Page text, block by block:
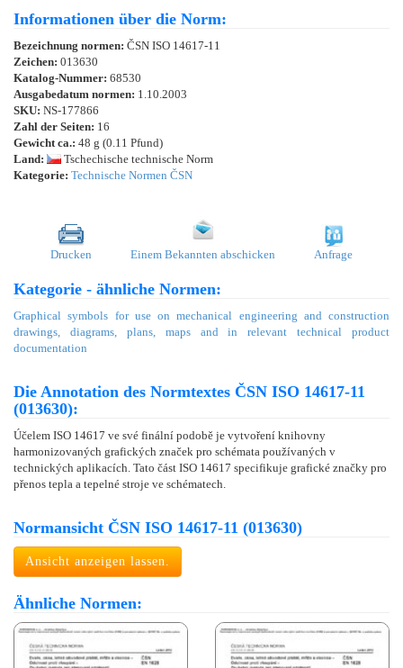
Informationen über die Norm:
Bezeichnung normen: ČSN ISO 14617-11
Zeichen: 013630
Katalog-Nummer: 68530
Ausgabedatum normen: 1.10.2003
SKU: NS-177866
Zahl der Seiten: 16
Gewicht ca.: 48 g (0.11 Pfund)
Land:
Tschechische technische Norm
Kategorie: Technische Normen ČSN
Drucken Einem Bekannten abschicken Anfrage
Kategorie - ähnliche Normen:
Graphical symbols for use on mechanical engineering and construction
drawings, diagrams, plans, maps and in relevant technical product
documentation
Die Annotation des Normtextes ČSN ISO 14617-11
(013630):
Účelem ISO 14617 ve své finální podobě je vytvoření knihovny
harmonizovaných grafických značek pro schémata používaných v
technických aplikacích. Tato část ISO 14617 specifikuje grafické značky pro
přenos tepla a tepelné stroje ve schématech.
Normansicht ČSN ISO 14617-11 (013630)
Ansicht anzeigen lassen.
Ähnliche Normen: